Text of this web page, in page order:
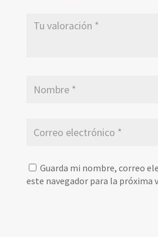
Guarda mi nombre, correo
este navegador para la próxima